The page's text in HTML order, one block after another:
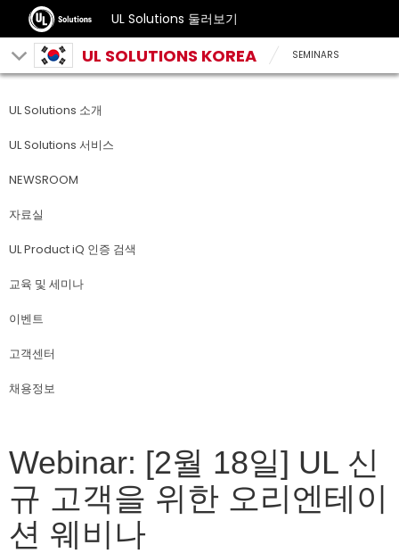
UL Solutions 둘러보기
UL SOLUTIONS KOREA SEMINARS
UL Solutions 소개
UL Solutions 서비스
NEWSROOM
자료실
UL Product iQ 인증 검색
교육 및 세미나
이벤트
고객센터
채용정보
Webinar: [2월 18일] UL 신
규 고객을 위한 오리엔테이
션 웨비나